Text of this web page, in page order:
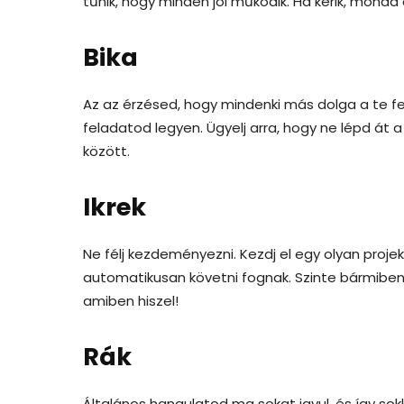
Bika
Az az érzésed, hogy mindenki más dolga a te
feladatod legyen. Ügyelj arra, hogy ne lépd
között.
Ikrek
Ne félj kezdeményezni. Kezdj el egy olyan
automatikusan követni fognak. Szinte
amiben hiszel!
Rák